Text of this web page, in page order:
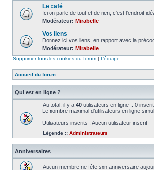
Le café
Ici on parle de tout et de rien, c'est l'endroit
Modérateur: Mirabelle
Vos liens
Donnez ici vos liens, en rapport avec la
Modérateur: Mirabelle
Supprimer tous les cookies du forum | L’équipe
Accueil du forum
Qui est en ligne ?
Au total, il y a 40 utilisateurs en ligne :: 0
Le nombre maximal d’utilisateurs en ligne
Utilisateurs inscrits : Aucun utilisateur inscrit
Légende :: Administrateurs
Anniversaires
Aucun membre ne fête son anniversaire